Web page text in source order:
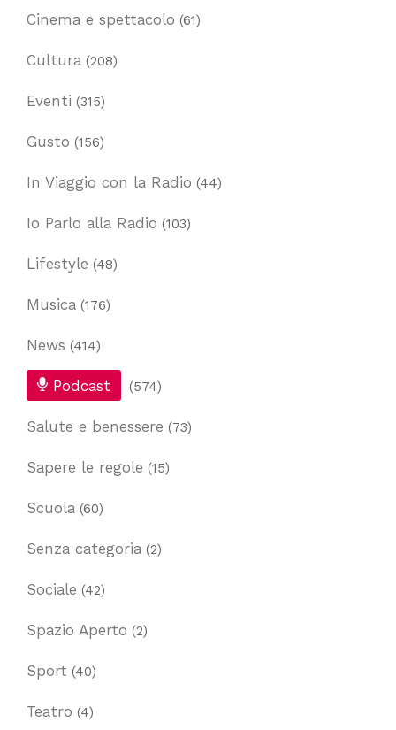
Cinema e spettacolo (61)
Cultura (208)
Eventi (315)
Gusto (156)
In Viaggio con la Radio (44)
Io Parlo alla Radio (103)
Lifestyle (48)
Musica (176)
News (414)
Podcast (574)
Salute e benessere (73)
Sapere le regole (15)
Scuola (60)
Senza categoria (2)
Sociale (42)
Spazio Aperto (2)
Sport (40)
Teatro (4)